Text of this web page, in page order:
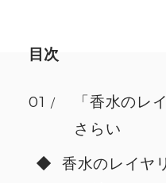
目次
01
「香水のレ
さらい
香水のレイヤ